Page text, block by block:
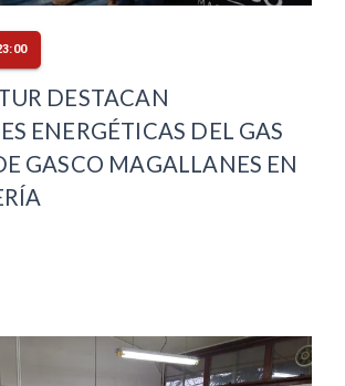
DESTACAN
ENERGÉTICAS DEL GAS
GASCO MAGALLANES EN